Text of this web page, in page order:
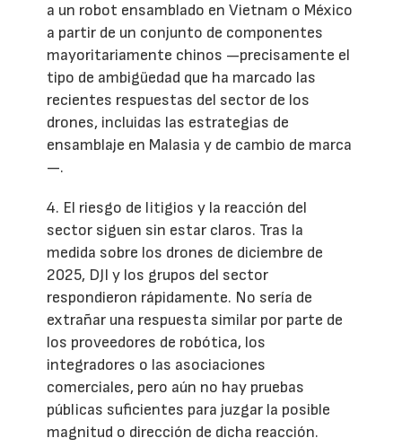
a un robot ensamblado en Vietnam o México
a partir de un conjunto de componentes
mayoritariamente chinos —precisamente el
tipo de ambigüedad que ha marcado las
recientes respuestas del sector de los
drones, incluidas las estrategias de
ensamblaje en Malasia y de cambio de marca
—.
4. El riesgo de litigios y la reacción del
sector siguen sin estar claros. Tras la
medida sobre los drones de diciembre de
2025, DJI y los grupos del sector
respondieron rápidamente. No sería de
extrañar una respuesta similar por parte de
los proveedores de robótica, los
integradores o las asociaciones
comerciales, pero aún no hay pruebas
públicas suficientes para juzgar la posible
magnitud o dirección de dicha reacción.